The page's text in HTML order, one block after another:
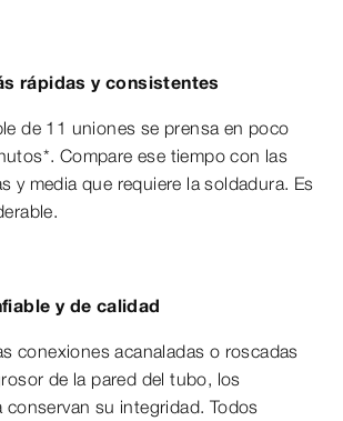
rápidas y consistentes
de 11 uniones se prensa en poco
Compare ese tiempo con las
y media que requiere la soldadura. Es
y de calidad
conexiones acanaladas o roscadas
de la pared del tubo, los
conservan su integridad. Todos